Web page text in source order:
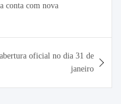
conta com nova
oficial no dia 31 de
janeiro